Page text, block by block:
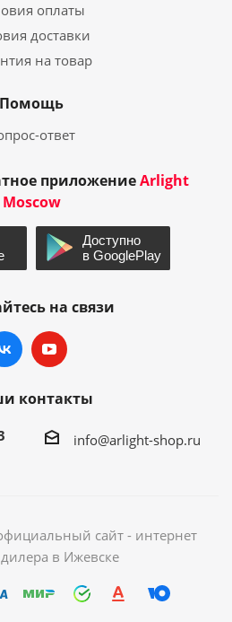
оплаты
доставки
на товар
Помощь
ответ
приложениеArlight
Moscow
на связи
контакты
info@arlight-shop.ru
сайт - интернет
в Ижевске